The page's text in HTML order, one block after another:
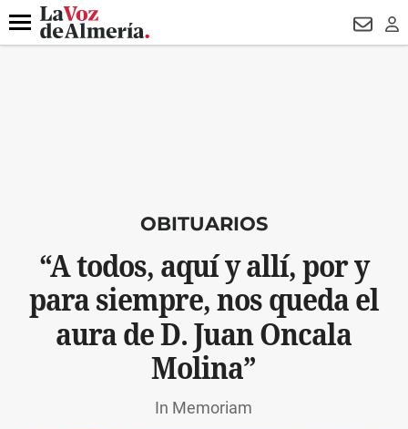
DESTACADO CONDENADOS
Menú
OBITUARIOS
“A todos, aquí y allí, por y
para siempre, nos queda el
aura de D. Juan Oncala
Molina”
In Memoriam